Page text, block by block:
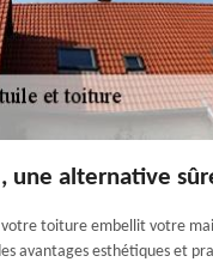
une alternative
toiture embellit votre
avantages esthétiques et